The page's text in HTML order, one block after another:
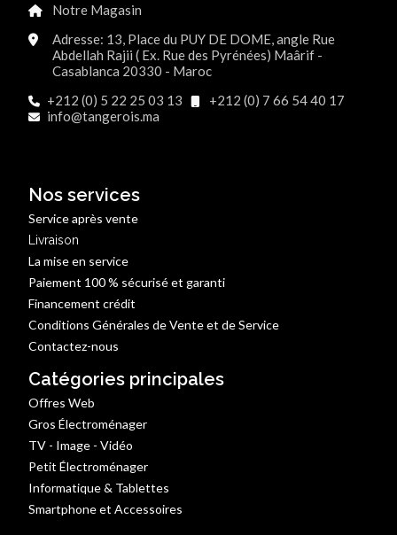
Notre Magasin
Adresse: 13, Place du PUY DE DOME, angle Rue
Abdellah Rajii ( Ex. Rue des Pyrénées) Maârif -
Casablanca 20330 - Maroc
+212 (0) 5 22 25 03 13
+212 (0) 7 66 54 40 17
info@tangerois.ma
Nos services
Service après vente
Livraison
La mise en service
Paiement 100 % sécurisé et garanti
Financement crédit
Conditions Générales de Vente et de Service
Contactez-nous
Catégories principales
Offres Web
Gros Électroménager
TV - Image - Vidéo
Petit Électroménager
Informatique & Tablettes
Smartphone et Accessoires